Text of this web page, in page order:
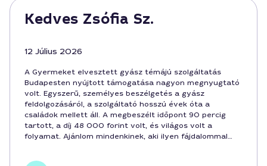
Kedves Zsófia Sz.
12 Július 2026
A Gyermeket elvesztett gyász témájú szolgáltatás
Budapesten nyújtott támogatása nagyon megnyugtató
volt. Egyszerű, személyes beszélgetés a gyász
feldolgozásáról, a szolgáltató hosszú évek óta a
családok mellett áll. A megbeszélt időpont 90 percig
tartott, a díj 48 000 forint volt, és világos volt a
folyamat. Ajánlom mindenkinek, aki ilyen fájdalommal